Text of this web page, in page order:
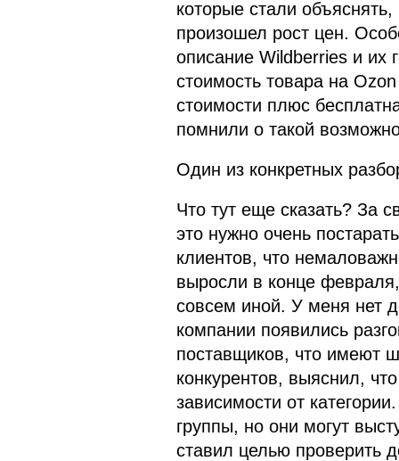
которые стали
произошел рост цен.
описание Wildberries и их
стоимость товара на
стоимости плюс
помнили о такой
Один из конкретных
Что тут еще сказать? За
это нужно очень
клиентов, что
выросли в конце
совсем иной. У меня нет
компании появились
поставщиков, что имеют
конкурентов, выяснил,
зависимости от
группы, но они могут
ставил целью проверить